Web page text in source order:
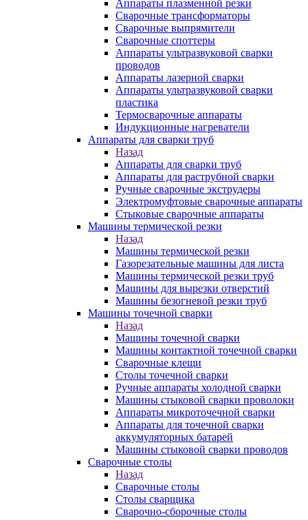
Аппараты плазменной резки
Сварочные трансформаторы
Сварочные выпрямители
Сварочные споттеры
Аппараты ультразвуковой сварки
проводов
Аппараты лазерной сварки
Аппараты ультразвуковой сварки
пластика
Термосварочные аппараты
Индукционные нагреватели
Аппараты для сварки труб
Назад
Аппараты для сварки труб
Аппараты для раструбной сварки
Ручные сварочные экструдеры
Электромуфтовые сварочные аппараты
Стыковые сварочные аппараты
Машины термической резки
Назад
Машины термической резки
Газорезательные машины для листа
Машины термической резки труб
Машины для вырезки отверстий
Машины безогневой резки труб
Машины точечной сварки
Назад
Машины точечной сварки
Машины контактной точечной сварки
Сварочные клещи
Столы точечной сварки
Ручные аппараты холодной сварки
Машины стыковой сварки проволоки
Аппараты микроточечной сварки
Аппараты для точечной сварки
аккумуляторных батарей
Машины стыковой сварки проводов
Сварочные столы
Назад
Сварочные столы
Столы сварщика
Сварочно-сборочные столы